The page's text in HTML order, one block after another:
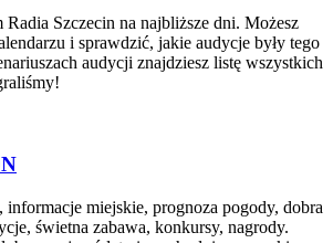
Radia Szczecin na najbliższe dni. Możesz
i sprawdzić, jakie audycje były tego
audycji znajdziesz listę wszystkich
informacje miejskie, prognoza pogody, dobra
świetna zabawa, konkursy, nagrody.